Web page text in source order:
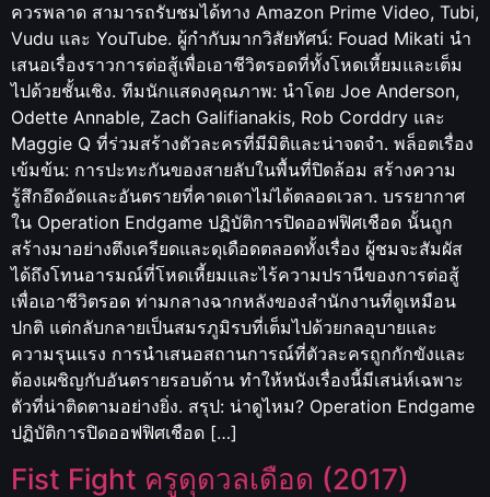
ควรพลาด สามารถรับชมได้ทาง Amazon Prime Video, Tubi,
Vudu และ YouTube. ผู้กำกับมากวิสัยทัศน์: Fouad Mikati นำ
เสนอเรื่องราวการต่อสู้เพื่อเอาชีวิตรอดที่ทั้งโหดเหี้ยมและเต็ม
ไปด้วยชั้นเชิง. ทีมนักแสดงคุณภาพ: นำโดย Joe Anderson,
Odette Annable, Zach Galifianakis, Rob Corddry และ
Maggie Q ที่ร่วมสร้างตัวละครที่มีมิติและน่าจดจำ. พล็อตเรื่อง
เข้มข้น: การปะทะกันของสายลับในพื้นที่ปิดล้อม สร้างความ
รู้สึกอึดอัดและอันตรายที่คาดเดาไม่ได้ตลอดเวลา. บรรยากาศ
ใน Operation Endgame ปฏิบัติการปิดออฟฟิศเชือด นั้นถูก
สร้างมาอย่างตึงเครียดและดุเดือดตลอดทั้งเรื่อง ผู้ชมจะสัมผัส
ได้ถึงโทนอารมณ์ที่โหดเหี้ยมและไร้ความปรานีของการต่อสู้
เพื่อเอาชีวิตรอด ท่ามกลางฉากหลังของสำนักงานที่ดูเหมือน
ปกติ แต่กลับกลายเป็นสมรภูมิรบที่เต็มไปด้วยกลอุบายและ
ความรุนแรง การนำเสนอสถานการณ์ที่ตัวละครถูกกักขังและ
ต้องเผชิญกับอันตรายรอบด้าน ทำให้หนังเรื่องนี้มีเสน่ห์เฉพาะ
ตัวที่น่าติดตามอย่างยิ่ง. สรุป: น่าดูไหม? Operation Endgame
ปฏิบัติการปิดออฟฟิศเชือด […]
Fist Fight ครูดุดวลเดือด (2017)